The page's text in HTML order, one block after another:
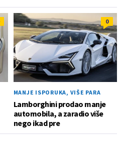
0
MANJE ISPORUKA, VIŠE PARA
Lamborghini prodao manje
automobila, a zaradio više
nego ikad pre